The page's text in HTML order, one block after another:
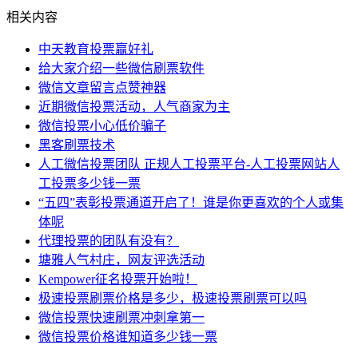
相关内容
中天教育投票赢好礼
给大家介绍一些微信刷票软件
微信文章留言点赞神器
近期微信投票活动，人气商家为主
微信投票小心低价骗子
黑客刷票技术
人工微信投票团队 正规人工投票平台-人工投票网站人
工投票多少钱一票
“五四”表彰投票通道开启了！谁是你更喜欢的个人或集
体呢
代理投票的团队有没有？
塘雅人气村庄，网友评选活动
Kempower征名投票开始啦！
极速投票刷票价格是多少，极速投票刷票可以吗
微信投票快速刷票冲刺拿第一
微信投票价格谁知道多少钱一票